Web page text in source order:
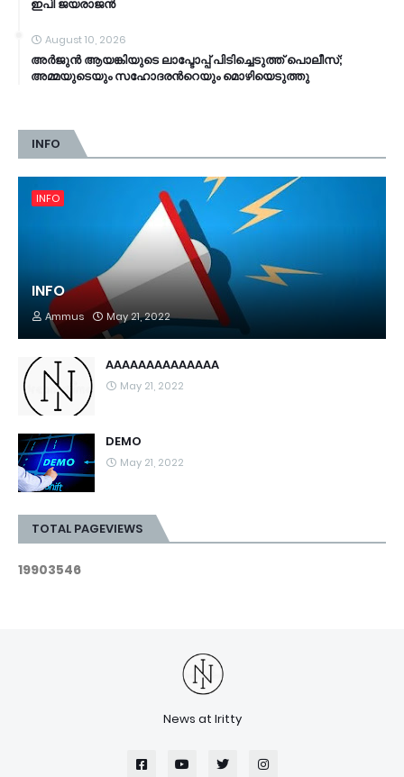
ഇപി ജയരാജൻ
August 10, 2026
അര്‍ജുന്‍ ആയങ്കിയുടെ ലാപ്ടോപ്പ് പിടിച്ചെടുത്ത് പൊലീസ്;
അമ്മയുടെയും സഹോദരന്‍റെയും മൊഴിയെടുത്തു
INFO
INFO
INFO
Ammus May 21, 2022
AAAAAAAAAAAAAA
May 21, 2022
DEMO
May 21, 2022
TOTAL PAGEVIEWS
19903546
News at Iritty